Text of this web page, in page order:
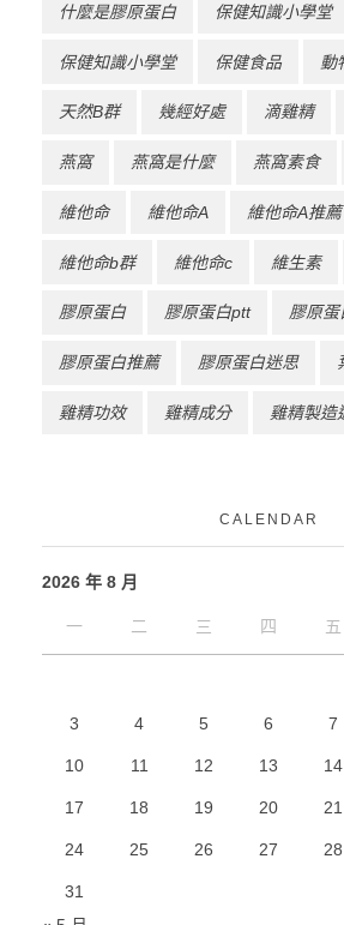
什麼是膠原蛋白 保健知識小學堂
保健知識小學堂 保健食品 動
天然B群 幾經好處 滴雞精
燕窩 燕窩是什麼 燕窩素食
維他命 維他命A 維他命A推薦
維他命b群 維他命c 維生素
膠原蛋白 膠原蛋白ptt 膠原蛋
膠原蛋白推薦 膠原蛋白迷思
雞精功效 雞精成分 雞精製造
CALENDAR
2026 年 8 月
一 二 三 四 五
3 4 5 6 7
10 11 12 13 14
17 18 19 20 21
24 25 26 27 28
31